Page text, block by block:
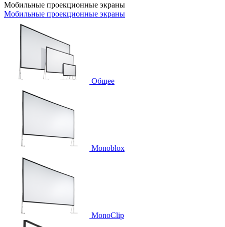
Мобильные проекционные экраны
Мобильные проекционные экраны
Общее
Monoblox
MonoClip